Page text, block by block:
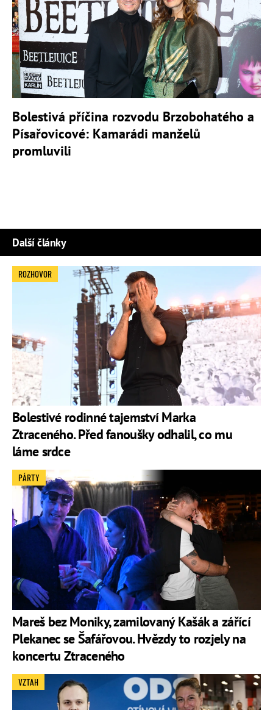
Bolestivá příčina rozvodu Brzobohatého a
Písařovicové: Kamarádi manželů
promluvili
Další články
Bolestivé rodinné tajemství Marka
Ztraceného. Před fanoušky odhalil, co mu
láme srdce
ROZHOVOR
Mareš bez Moniky, zamilovaný Kašák a zářící
Plekanec se Šafářovou. Hvězdy to rozjely na
koncertu Ztraceného
PÁRTY
VZTAH